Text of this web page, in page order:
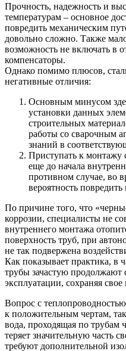
Прочность, надежность и
температурам – основное
повредить механическим
довольно сложно. Также
возможность не включать в
компенсаторы.
Однако помимо плюсов,
негативные отличия:
Основным минусом
установки данных
строительных
работы со сварочным
знаний в
Приступать к монтажу
еще до начала
противном случае, во
вероятность
По причине того, что
коррозии, специалисты не
внутреннего монтажа
поверхность труб, при
не так подвержена
Как показывает практика, в
трубы зачастую продолжают
эксплуатации, сохраняя
Вопрос с
к положительным чертам,
вода, проходящая по трубам
теряет значительную часть
требуют дополнительной